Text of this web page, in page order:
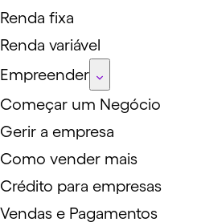
Renda fixa
Renda variável
Empreender
Começar um Negócio
Gerir a empresa
Como vender mais
Crédito para empresas
Vendas e Pagamentos